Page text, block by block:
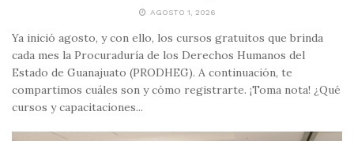
AGOSTO 1, 2026
Ya inició agosto, y con ello, los cursos gratuitos que brinda
cada mes la Procuraduría de los Derechos Humanos del
Estado de Guanajuato (PRODHEG). A continuación, te
compartimos cuáles son y cómo registrarte. ¡Toma nota! ¿Qué
cursos y capacitaciones...